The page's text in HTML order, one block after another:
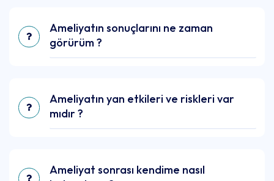
Ameliyatın sonuçlarını ne zaman
görürüm ?
Ameliyatın yan etkileri ve riskleri var
mıdır ?
Ameliyat sonrası kendime nasıl